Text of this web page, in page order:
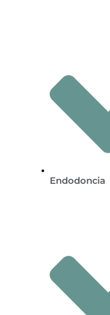
Endodoncia